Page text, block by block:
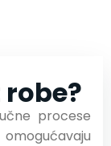
robe?
procese